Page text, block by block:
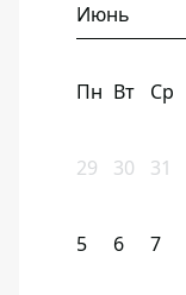
Июнь
Пн Вт Ср
29 30 31
5 6 7